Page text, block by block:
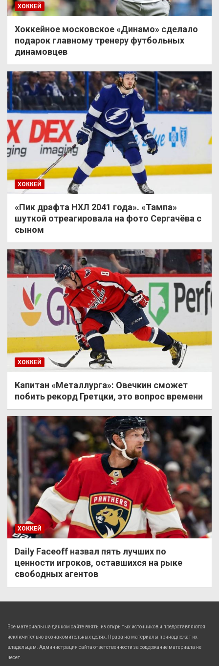
ХОККЕЙ
Хоккейное московское «Динамо» сделало
подарок главному тренеру футбольных
динамовцев
ХОККЕЙ
«Пик драфта НХЛ 2041 года». «Тампа»
шуткой отреагировала на фото Сергачёва с
сыном
ХОККЕЙ
Капитан «Металлурга»: Овечкин сможет
побить рекорд Гретцки, это вопрос времени
ХОККЕЙ
Daily Faceoff назвал пять лучших по
ценности игроков, оставшихся на рыке
свободных агентов
Все материалы на данном сайте взяты из открытых источников и предоставляются
исключительно в ознакомительных целях. Права на материалы принадлежат их
владельцам. Администрация сайта ответственности за содержание материала не
несет.